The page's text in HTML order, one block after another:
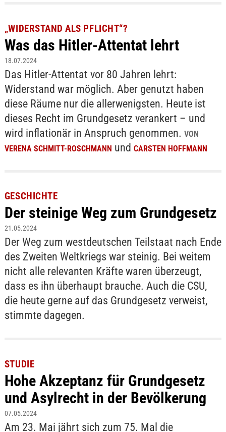
„WIDERSTAND ALS PFLICHT“?
Was das Hitler-Attentat lehrt
18.07.2024
Das Hitler-Attentat vor 80 Jahren lehrt:
Widerstand war möglich. Aber genutzt haben
diese Räume nur die allerwenigsten. Heute ist
dieses Recht im Grundgesetz verankert – und
wird inflationär in Anspruch genommen. VON
VERENA SCHMITT-ROSCHMANN und CARSTEN HOFFMANN
GESCHICHTE
Der steinige Weg zum Grundgesetz
21.05.2024
Der Weg zum westdeutschen Teilstaat nach Ende
des Zweiten Weltkriegs war steinig. Bei weitem
nicht alle relevanten Kräfte waren überzeugt,
dass es ihn überhaupt brauche. Auch die CSU,
die heute gerne auf das Grundgesetz verweist,
stimmte dagegen.
STUDIE
Hohe Akzeptanz für Grundgesetz
und Asylrecht in der Bevölkerung
07.05.2024
Am 23. Mai jährt sich zum 75. Mal die